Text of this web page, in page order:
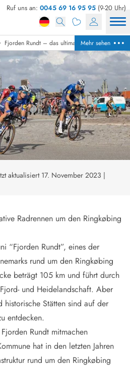
Ruf uns an: 0045 69 16 95 95 (9-20 Uhr)
Fjorden Rundt – das ultimative Radrennen um
Mehr sehen
aktualisiert 17. November 2023 |
Radrennen um den Ringkøbing
“Fjorden Rundt”, eines der
rund um den Ringkøbing
beträgt 105 km und führt durch
und Heidelandschaft. Aber
Stätten sind auf der
entdecken.
Rundt mitmachen
hat in den letzten Jahren
rund um den Ringkøbing